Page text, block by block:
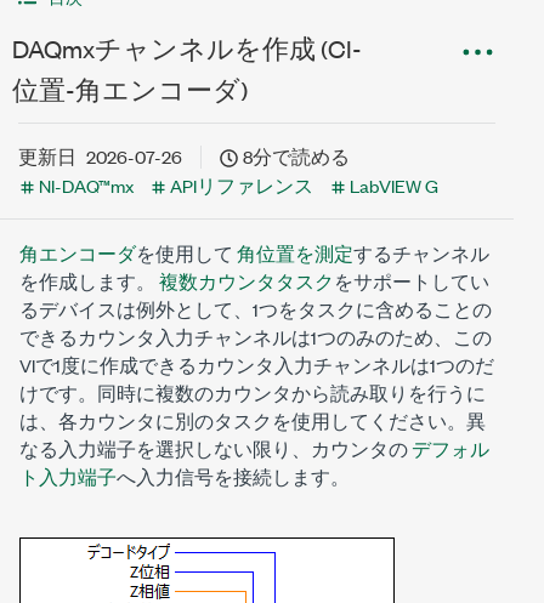
DAQmxチャンネルを作成 (CI-
位置-角エンコーダ)
更新日 2026-07-26
8分で読める
NI-DAQ™mx
APIリファレンス LabVIEW G
角エンコーダを使用して 角位置を測定するチャンネル
を作成します。
複数カウンタタスクをサポートしてい
るデバイスは例外として、1つをタスクに含めることの
できるカウンタ入力チャンネルは1つのみのため、この
VIで1度に作成できるカウンタ入力チャンネルは1つのだ
けです。同時に複数のカウンタから読み取りを行うに
は、各カウンタに別のタスクを使用してください。異
なる入力端子を選択しない限り、カウンタのデフォル
ト入力端子へ入力信号を接続します。